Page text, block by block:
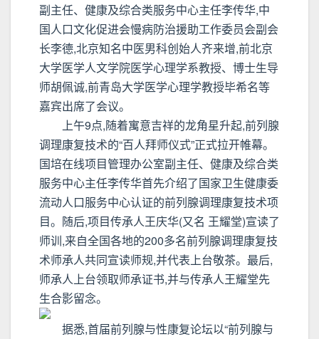
副主任、健康及综合类服务中心主任李传华,中
国人口文化促进会慢病防治援助工作委员会副会
长李德,北京知名中医男科创始人齐来增,前北京
大学医学人文学院医学心理学系教授、博士生导
师胡佩诚,前青岛大学医学心理学教授毕希名等
嘉宾出席了会议。
上午9点,随着寓意吉祥的龙角星升起,前列腺
调理康复技术的“百人拜师仪式”正式拉开帷幕。
国培在线项目管理办公室副主任、健康及综合类
服务中心主任李传华首先介绍了国家卫生健康委
流动人口服务中心认证的前列腺调理康复技术项
目。随后,项目传承人王庆华(又名 王耀堂)宣读了
师训,来自全国各地的200多名前列腺调理康复技
术师承人共同宣读师规,并代表上台敬茶。最后,
师承人上台领取师承证书,并与传承人王耀堂先
生合影留念。
据悉,首届前列腺与性康复论坛以“前列腺与